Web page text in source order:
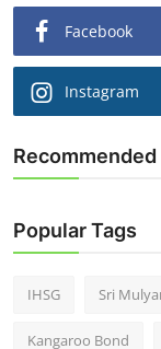
Facebook
Instagram
Popular Tags
IHSG Sri
Kangaroo Bond